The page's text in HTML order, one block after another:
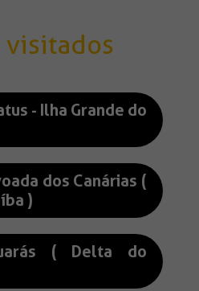
visitados
- Ilha Grande do
dos Canárias (
)
( Delta do